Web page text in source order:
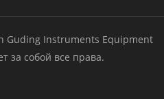
Guding Instruments Equipment
за собой все права.